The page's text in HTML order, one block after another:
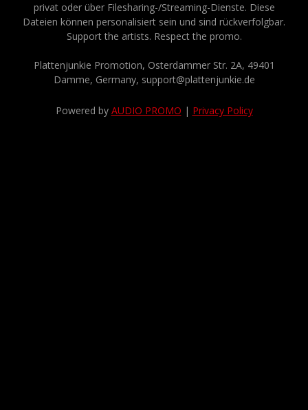
privat oder über Filesharing-/Streaming-Dienste. Diese
Dateien können personalisiert sein und sind rückverfolgbar.
Support the artists. Respect the promo.
Plattenjunkie Promotion, Osterdammer Str. 2A, 49401
Damme, Germany, support@plattenjunkie.de
Powered by AUDIO PROMO | Privacy Policy